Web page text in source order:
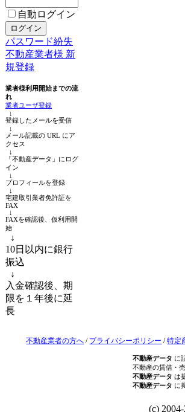
自動ログイン
パスワード紛失
不動産業者様 新
規登録
業者様利用開始までの流
れ
業者ユーザ登録
↓
登録したメールを受信
↓
メール記載の URL にア
クセス
↓
「不動産データ」にログ
イン
↓
プロフィールを登録
↓
宅建取引業者免許証を
FAX
↓
FAXを確認後、仮利用開
始
↓
10日以内に銀行
振込
↓
入金確認後、期
限を１年後に延
長
不動産業者の方へ / プライバシーポリシー /特定
不動産データ に
不動産の賃借・
不動産データ は
不動産データ に
(c)